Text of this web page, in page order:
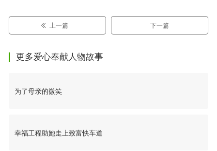
上一篇 下一篇
更多爱心奉献人物故事
为了母亲的微笑
幸福工程助她走上致富快车道